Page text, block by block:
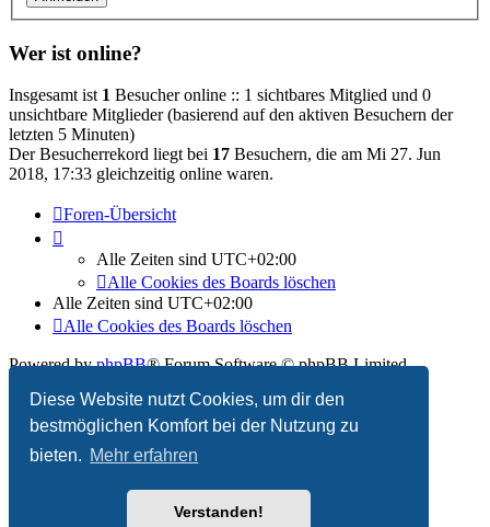
Diese Website nutzt Cookies, um dir den
bestmöglichen Komfort bei der Nutzung zu
bieten. Mehr erfahren
Verstanden!
Wer ist online?
Insgesamt ist 1 Besucher online :: 1 sichtbares Mitglied und 0
unsichtbare Mitglieder (basierend auf den aktiven Besuchern der
letzten 5 Minuten)
Der Besucherrekord liegt bei 17 Besuchern, die am Mi 27. Jun
2018, 17:33 gleichzeitig online waren.
Foren-Übersicht
Alle Zeiten sind UTC+02:00
Alle Cookies des Boards löschen
Alle Zeiten sind UTC+02:00
Alle Cookies des Boards löschen
Powered byphpBB® Forum Software © phpBB Limited
Deutsche Übersetzung durchphpBB.de